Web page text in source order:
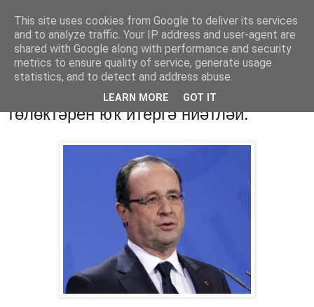
Хәбәрҙәр
четверг, 11 апреля 2013 г.
Олланд бөтә донъялағы һалым
төлөктәрен юҡ итергә ниәтләй.
This site uses cookies from Google to deliver its services
and to analyze traffic. Your IP address and user-agent are
shared with Google along with performance and security
metrics to ensure quality of service, generate usage
statistics, and to detect and address abuse.
LEARN MORE GOT IT